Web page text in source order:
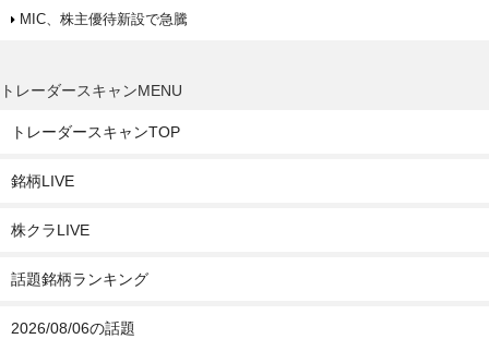
MIC、株主優待新設で急騰
トレーダースキャンMENU
トレーダースキャンTOP
銘柄LIVE
株クラLIVE
話題銘柄ランキング
2026/08/06の話題